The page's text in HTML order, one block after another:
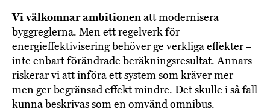
Vi välkomnar ambitionenatt modernisera
byggreglerna. Men ett regelverk för
energieffektivisering behöver ge verkliga effekter –
inte enbart förändrade beräkningsresultat. Annars
riskerar vi att införa ett system som kräver mer –
men ger begränsad effekt mindre. Det skulle i så fall
kunna beskrivas som en omvänd omnibus.